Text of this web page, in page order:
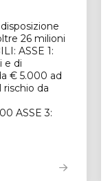
26 milioni
ASSE 1:
e di
€ 5.000 ad
rischio da
ASSE 3: